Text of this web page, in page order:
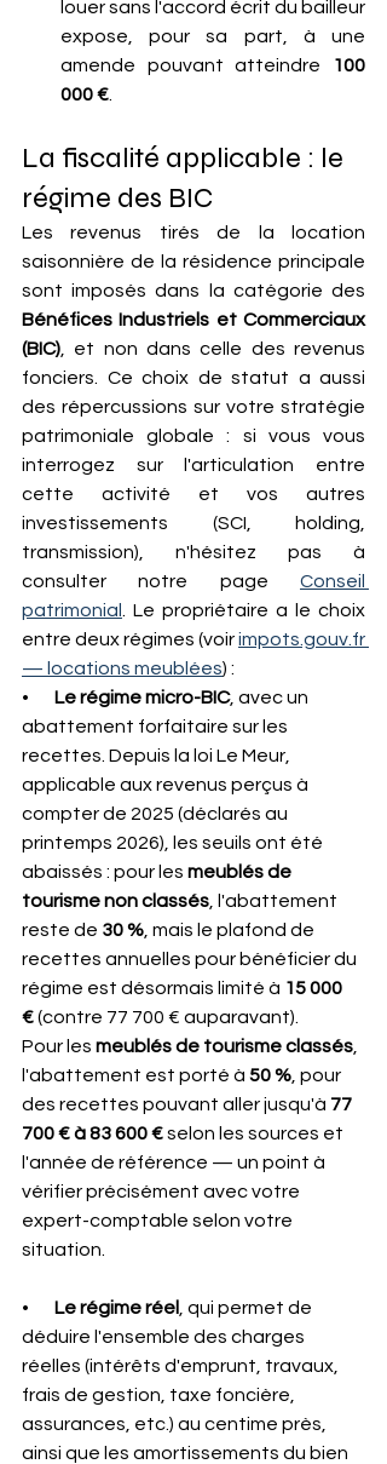
louer sans l'accord écrit du bailleur
expose, pour sa part, à une
amende pouvant atteindre
100
000 €
La fiscalité applicable : le
régime des BIC
Les revenus tirés de la location
saisonnière de la résidence principale
Bénéfices Industriels et Commerciaux
(BIC) , et non dans celle des revenus
fonciers. Ce choix de statut a aussi
des répercussions sur votre stratégie
patrimoniale globale : si vous vous
interrogez sur l'articulation entre
cette activité et vos autres
investissements (SCI, holding,
transmission), n'hésitez pas à
consulter notre page Conseil
patrimonial
. Le propriétaire a le choix
entre deux régimes (voir impots.gouv.fr
— locations meublées) :
• Le régime micro-BIC, avec un
abattement forfaitaire sur les
recettes. Depuis la loi Le Meur,
applicable aux revenus perçus à
compter de 2025 (déclarés au
printemps 2026), les seuils ont été
abaissés : pour les meublés de
tourisme non classés , l'abattement
reste de 30 % , mais le plafond de
recettes annuelles pour bénéficier du
régime est désormais limité à 15 000
€ (contre 77 700 € auparavant).
Pour les meublés de tourisme classés
l'abattement est porté à 50 % , pour
des recettes pouvant aller jusqu'à 77
700 € à 83 600 € selon les sources et
l'année de référence — un point à
vérifier précisément avec votre
expert-comptable selon votre
situation.
• Le régime réel
, qui permet de
déduire l'ensemble des charges
réelles (intérêts d'emprunt, travaux,
frais de gestion, taxe foncière,
assurances, etc.) au centime près,
ainsi que les amortissements du bien